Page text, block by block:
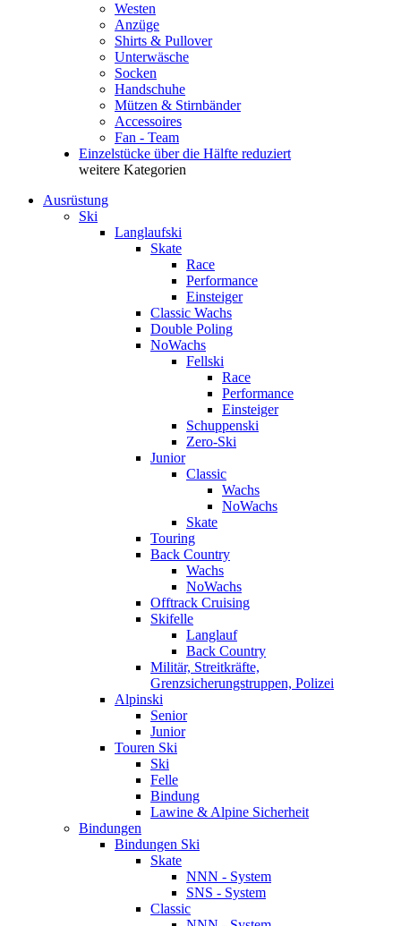
Westen
Anzüge
Shirts & Pullover
Unterwäsche
Socken
Handschuhe
Mützen & Stirnbänder
Accessoires
Fan - Team
Einzelstücke über die Hälfte reduziert
weitere Kategorien
Ausrüstung
Ski
Langlaufski
Skate
Race
Performance
Einsteiger
Classic Wachs
Double Poling
NoWachs
Fellski
Race
Performance
Einsteiger
Schuppenski
Zero-Ski
Junior
Classic
Wachs
NoWachs
Skate
Touring
Back Country
Wachs
NoWachs
Offtrack Cruising
Skifelle
Langlauf
Back Country
Militär, Streitkräfte,
Grenzsicherungstruppen, Polizei
Alpinski
Senior
Junior
Touren Ski
Ski
Felle
Bindung
Lawine & Alpine Sicherheit
Bindungen
Bindungen Ski
Skate
NNN - System
SNS - System
Classic